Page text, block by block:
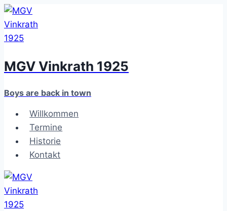
Zum
Inhalt
springen
MGV Vinkrath 1925
Boys are back in town
Willkommen
Termine
Historie
Kontakt